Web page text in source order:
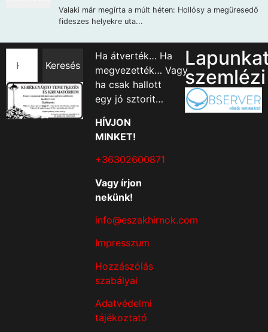
Keresés
Ha átverték… Ha
megvezették… Vagy
ha csak hallott
egy jó sztorit…
HÍVJON
MINKET!
+36302600871
Vagy írjon
nekünk!
info@eszakhirnok.com
Impresszum
Hozzászólás
szabályai
Adatvédelmi
tájékoztató
szemlézi